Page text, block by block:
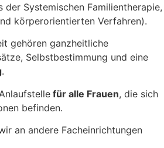
der Systemischen Familientherapie,
körperorientierten Verfahren).
gehören ganzheitliche
Selbstbestimmung und eine
.
für alle Frauen, die sich
befinden.
an andere Facheinrichtungen